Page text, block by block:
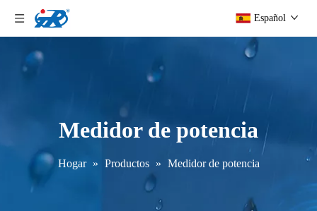
Español
Medidor de potencia
Hogar » Productos » Medidor de potencia